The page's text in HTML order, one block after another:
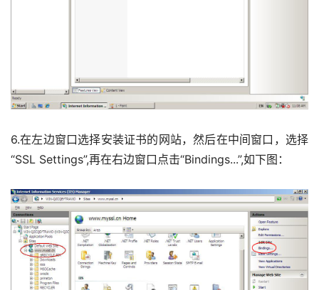
6.在左边窗口选择安装证书的网站，然后在中间窗口，选择
“SSL Settings”,再在右边窗口点击“Bindings...”,如下图：